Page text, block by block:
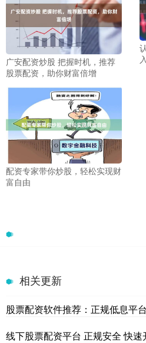
广安配资炒股 把握时机，推荐
股票配资，助你财富倍增
配资专家带你炒股，轻松实现财
富自由
相关更新
股票配资软件推荐：正规低息平
线下股票配资平台 正规安全 快速